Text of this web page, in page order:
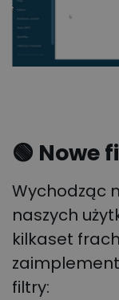
🟢 Nowe
Wychodząc
naszych
kilkaset
filtry: